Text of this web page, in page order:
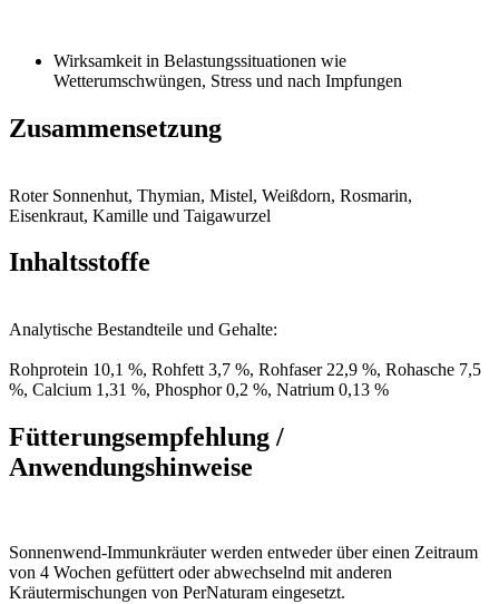
Wirksamkeit in Belastungssituationen wie
Wetterumschwüngen, Stress und nach Impfungen
Zusammensetzung
Roter Sonnenhut, Thymian, Mistel, Weißdorn, Rosmarin,
Eisenkraut, Kamille und Taigawurzel
Inhaltsstoffe
Analytische Bestandteile und Gehalte:
Rohprotein 10,1 %, Rohfett 3,7 %, Rohfaser 22,9 %, Rohasche 7,5
%, Calcium 1,31 %, Phosphor 0,2 %, Natrium 0,13 %
Fütterungsempfehlung /
Anwendungshinweise
Sonnenwend-Immunkräuter werden entweder über einen Zeitraum
von 4 Wochen gefüttert oder abwechselnd mit anderen
Kräutermischungen von PerNaturam eingesetzt.